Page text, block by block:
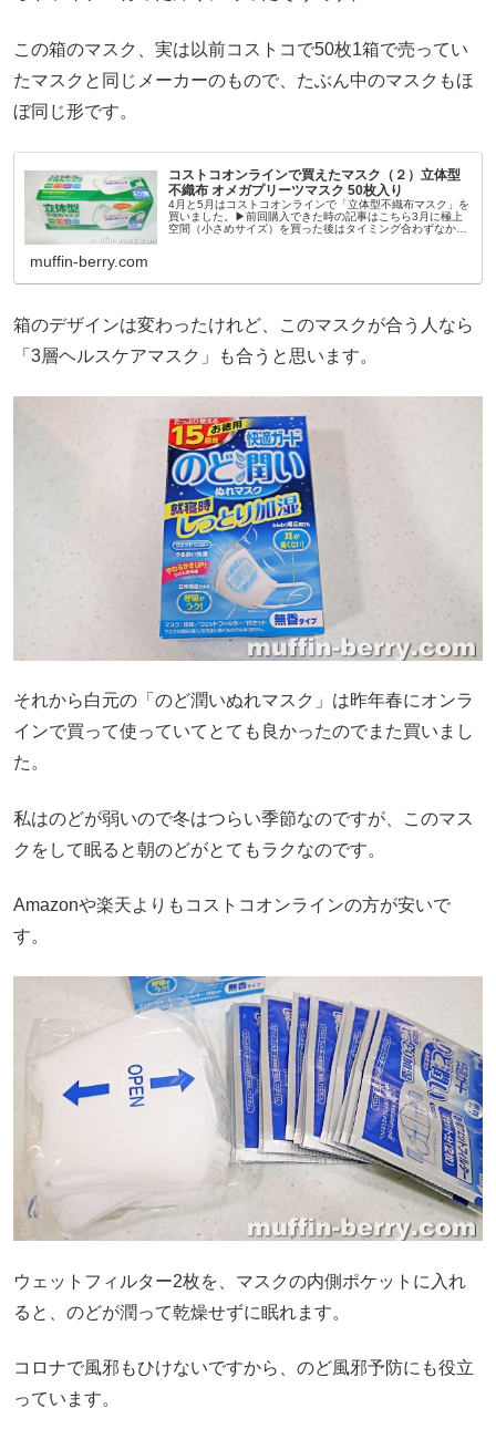
この箱のマスク、実は以前コストコで50枚1箱で売ってい
たマスクと同じメーカーのもので、たぶん中のマスクもほ
ぼ同じ形です。
コストコオンラインで買えたマスク（２）立体型
不織布 オメガプリーツマスク 50枚入り
4月と5月はコストコオンラインで「立体型不織布マスク」を
買いました。▶︎前回購入できた時の記事はこちら3月に極上
空間（小さめサイズ）を買った後はタイミング合わずなかな
muffin-berry.com
箱のデザインは変わったけれど、このマスクが合う人なら
「3層ヘルスケアマスク」も合うと思います。
それから白元の「のど潤いぬれマスク」は昨年春にオンラ
インで買って使っていてとても良かったのでまた買いまし
た。
私はのどが弱いので冬はつらい季節なのですが、このマス
クをして眠ると朝のどがとてもラクなのです。
Amazonや楽天よりもコストコオンラインの方が安いで
す。
ウェットフィルター2枚を、マスクの内側ポケットに入れ
ると、のどが潤って乾燥せずに眠れます。
コロナで風邪もひけないですから、のど風邪予防にも役立
っています。